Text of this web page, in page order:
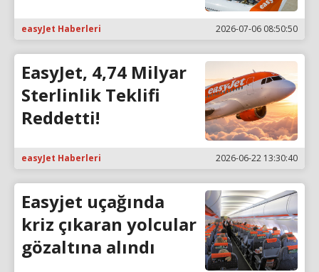
easyJet Haberleri 2026-07-06 08:50:50
EasyJet, 4,74 Milyar
Sterlinlik Teklifi
Reddetti!
easyJet Haberleri 2026-06-22 13:30:40
Easyjet uçağında
kriz çıkaran yolcular
gözaltına alındı